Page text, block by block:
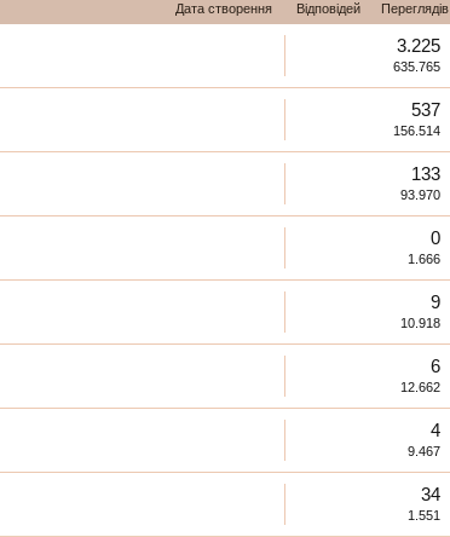
Дата створення Відповідей Переглядів
3.225
635.765
537
156.514
133
93.970
0
1.666
9
10.918
6
12.662
4
9.467
34
1.551